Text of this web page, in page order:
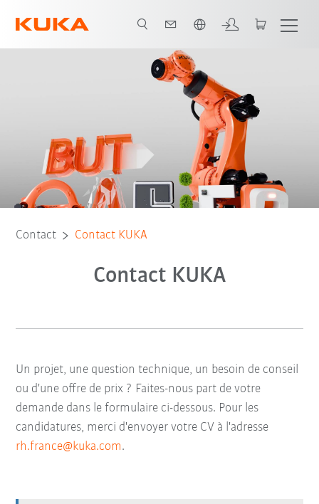
Contact Contact KUKA
Contact KUKA
Un projet, une question technique, un besoin de conseil
ou d'une offre de prix ? Faites-nous part de votre
demande dans le formulaire ci-dessous. Pour les
candidatures, merci d'envoyer votre CV à l'adresse
rh.france@kuka.com.